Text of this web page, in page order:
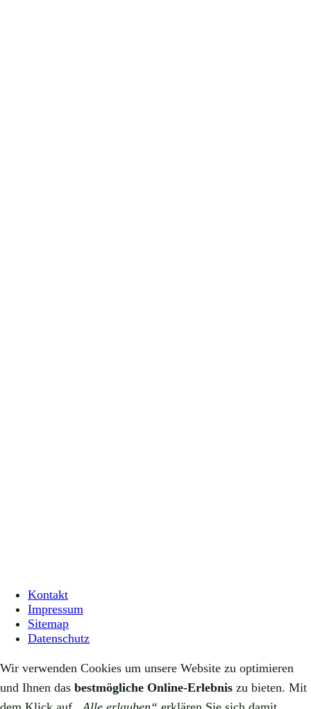
Kontakt
Impressum
Sitemap
Datenschutz
Wir verwenden Cookies um unsere Website zu optimieren
und Ihnen das bestmögliche Online-Erlebnis zu bieten. Mit